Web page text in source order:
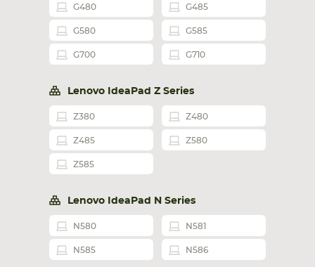
G480 G485
G580 G585
G700 G710
Lenovo IdeaPad Z Series
Z380 Z480
Z485 Z580
Z585
Lenovo IdeaPad N Series
N580 N581
N585 N586